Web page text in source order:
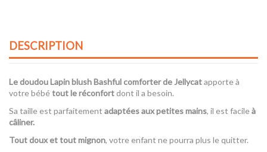
DESCRIPTION
Le doudou Lapin blush Bashful comforter de Jellycatapporte à
votre bébé tout le réconfortdont il a besoin.
Sa taille est parfaitement adaptées aux petites mains, il est facileà
câliner.
Tout doux et tout mignon, votre enfant ne pourra plus le quitter.